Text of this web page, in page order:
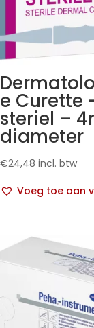
e Curette
steriel –
diameter
€24,48 incl. btw
Voeg toe aan